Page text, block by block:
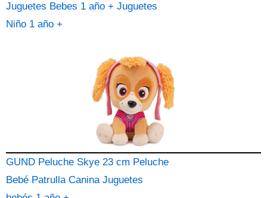
Juguetes Bebes 1 año + Juguetes
Niño 1 año +
GUND Peluche Skye 23 cm Peluche
Bebé Patrulla Canina Juguetes